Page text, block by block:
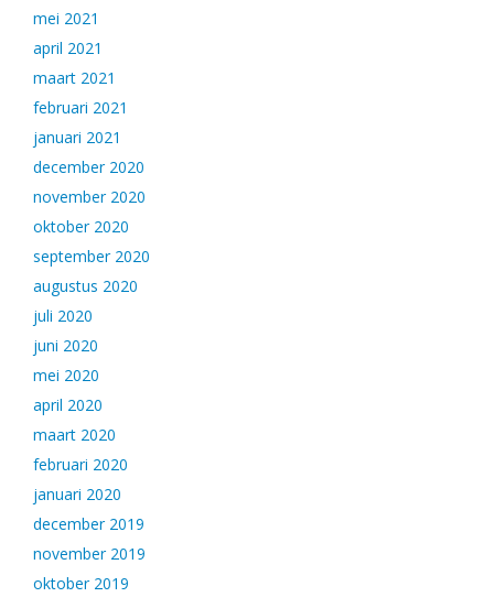
mei 2021
april 2021
maart 2021
februari 2021
januari 2021
december 2020
november 2020
oktober 2020
september 2020
augustus 2020
juli 2020
juni 2020
mei 2020
april 2020
maart 2020
februari 2020
januari 2020
december 2019
november 2019
oktober 2019